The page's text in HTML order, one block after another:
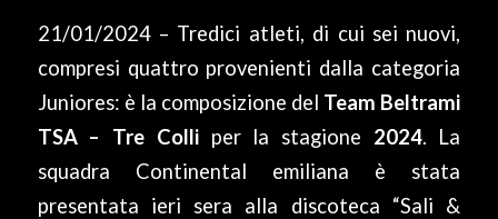
21/01/2024 – Tredici atleti, di cui sei nuovi,
compresi quattro provenienti dalla categoria
Juniores: è la composizione del Team Beltrami
TSA – Tre Colliper la stagione 2024. La
squadra Continental emiliana è stata
presentata ieri sera alla discoteca “Sali &